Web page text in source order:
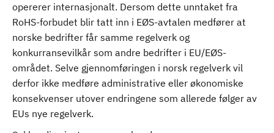
opererer internasjonalt. Dersom dette unntaket fra
RoHS-forbudet blir tatt inn i EØS-avtalen medfører at
norske bedrifter får samme regelverk og
konkurransevilkår som andre bedrifter i EU/EØS-
området. Selve gjennomføringen i norsk regelverk vil
derfor ikke medføre administrative eller økonomiske
konsekvenser utover endringene som allerede følger av
EUs nye regelverk.